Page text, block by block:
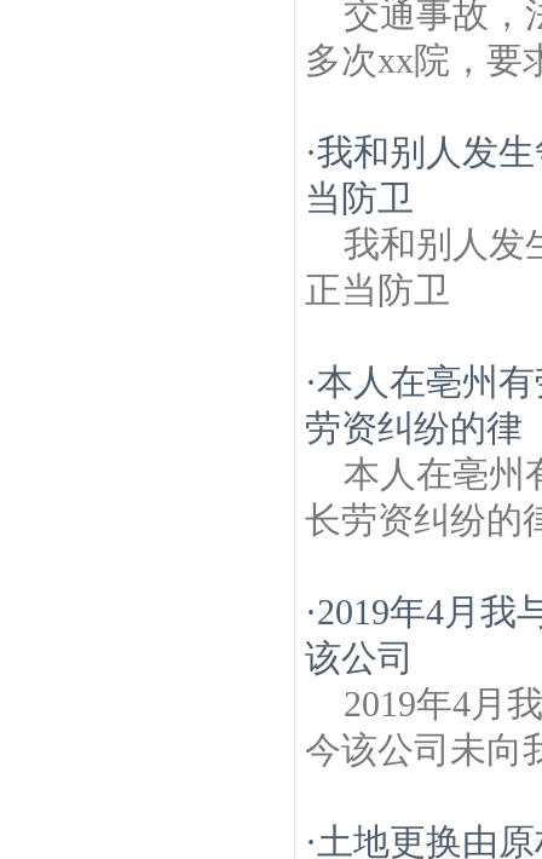
交通事故，
多次xx院，要
·我和别人发
当防卫
我和别人发
正当防卫
·本人在亳州
劳资纠纷的律
本人在亳州
长劳资纠纷的
·2019年4月我
该公司
2019年4月
今该公司未向
·土地更换由